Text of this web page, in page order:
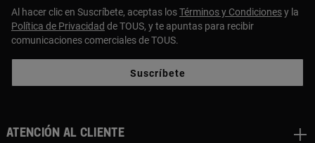
Al hacer clic en Suscríbete, aceptas losTérminos y Condicionesy la
Política de Privacidad de TOUS, y te apuntas para recibir
comunicaciones comerciales de TOUS.
Suscríbete
ATENCIÓN AL CLIENTE